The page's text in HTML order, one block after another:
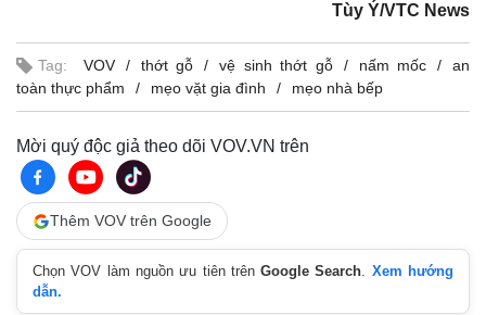
Tùy Ý/VTC News
Tag: VOV thớt gỗ vệ sinh thớt gỗ nấm mốc
an
toàn thực phẩm
mẹo vặt gia đình mẹo nhà bếp
Mời quý độc giả theo dõi VOV.VN trên
Thêm VOV trên Google
Chọn VOV làm nguồn ưu tiên trênGoogle Search. Xem hướng
dẫn.